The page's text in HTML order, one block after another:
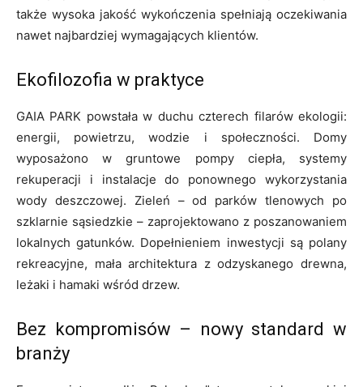
także wysoka jakość wykończenia spełniają oczekiwania
nawet najbardziej wymagających klientów.
Ekofilozofia w praktyce
GAIA PARK powstała w duchu czterech filarów ekologii:
energii, powietrzu, wodzie i społeczności. Domy
wyposażono w gruntowe pompy ciepła, systemy
rekuperacji i instalacje do ponownego wykorzystania
wody deszczowej. Zieleń – od parków tlenowych po
szklarnie sąsiedzkie – zaprojektowano z poszanowaniem
lokalnych gatunków. Dopełnieniem inwestycji są polany
rekreacyjne, mała architektura z odzyskanego drewna,
leżaki i hamaki wśród drzew.
Bez kompromisów – nowy standard w
branży